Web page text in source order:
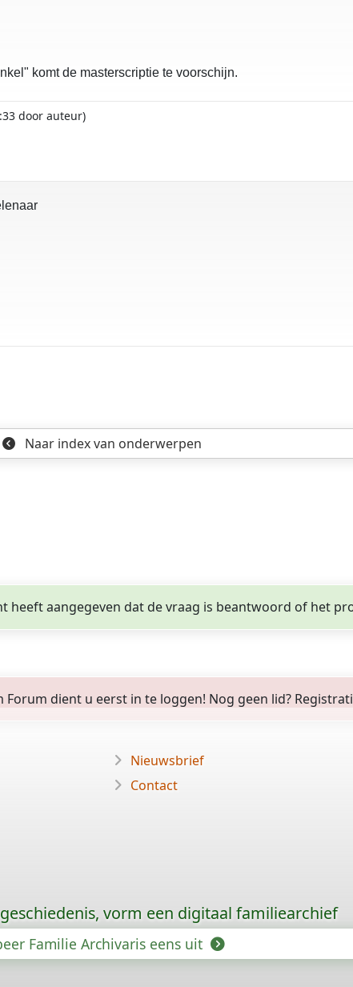
komt de masterscriptie te voorschijn.
door auteur)
Naar indexvan onderwerpen
heeft aangegeven dat de vraag is beantwoord of het
dient u eerst in te loggen! Nog geen lid?
Nieuwsbrief
Contact
vorm een digitaal familiearchief
Familie Archivaris eens uit